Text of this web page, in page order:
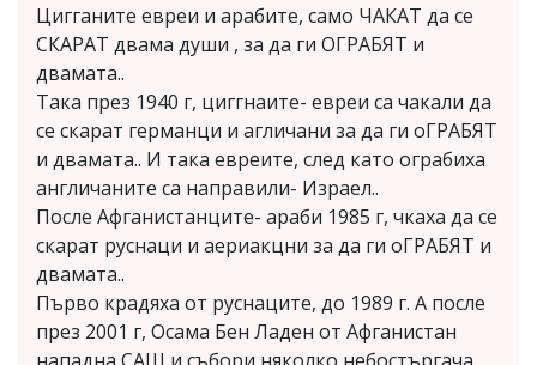
Цигганите евреи и арабите, само ЧАКАТ да се
СКАРАТ двама души , за да ги ОГРАБЯТ и
двамата..
Така през 1940 г, циггнаите- евреи са чакали да
се скарат германци и агличани за да ги оГРАБЯТ
и двамата.. И така евреите, след като ограбиха
англичаните са направили- Израел..
После Афганистанците- араби 1985 г, чкаха да се
скарат руснаци и аериакцни за да ги оГРАБЯТ и
двамата..
Първо крадяха от руснаците, до 1989 г. А после
през 2001 г, Осама Бен Ладен от Афганистан
нападна САЩ и събори няколко небостъргача.